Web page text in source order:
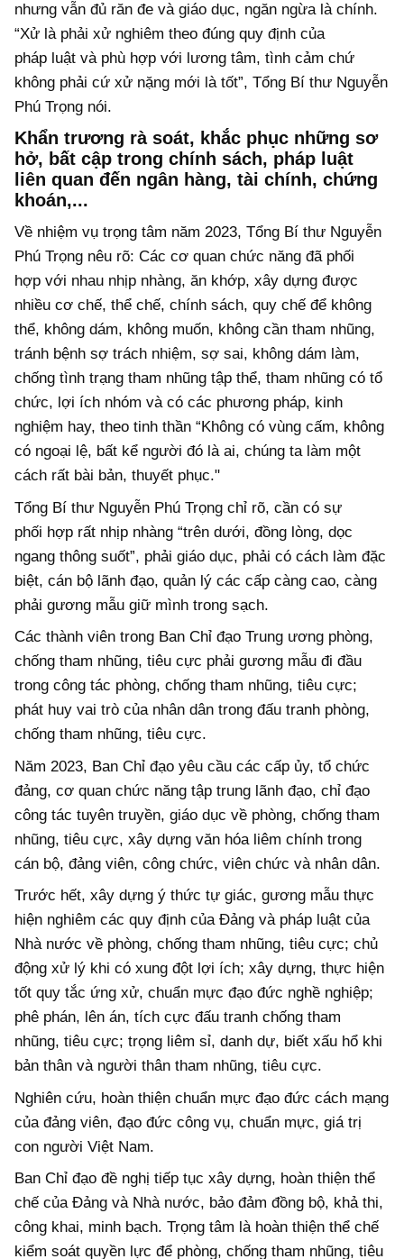
nhưng vẫn đủ răn đe và giáo dục, ngăn ngừa là chính.
“Xử là phải xử nghiêm theo đúng quy định của
pháp luật và phù hợp với lương tâm, tình cảm chứ
không phải cứ xử nặng mới là tốt”, Tổng Bí thư Nguyễn
Phú Trọng nói.
Khẩn trương rà soát, khắc phục những sơ
hở, bất cập trong chính sách, pháp luật
liên quan đến ngân hàng, tài chính, chứng
khoán,...
Về nhiệm vụ trọng tâm năm 2023, Tổng Bí thư Nguyễn
Phú Trọng nêu rõ: Các cơ quan chức năng đã phối
hợp với nhau nhịp nhàng, ăn khớp, xây dựng được
nhiều cơ chế, thể chế, chính sách, quy chế để không
thể, không dám, không muốn, không cần tham nhũng,
tránh bệnh sợ trách nhiệm, sợ sai, không dám làm,
chống tình trạng tham nhũng tập thể, tham nhũng có tổ
chức, lợi ích nhóm và có các phương pháp, kinh
nghiệm hay, theo tinh thần “Không có vùng cấm, không
có ngoại lệ, bất kể người đó là ai, chúng ta làm một
cách rất bài bản, thuyết phục."
Tổng Bí thư Nguyễn Phú Trọng chỉ rõ, cần có sự
phối hợp rất nhịp nhàng “trên dưới, đồng lòng, dọc
ngang thông suốt”, phải giáo dục, phải có cách làm đặc
biệt, cán bộ lãnh đạo, quản lý các cấp càng cao, càng
phải gương mẫu giữ mình trong sạch.
Các thành viên trong Ban Chỉ đạo Trung ương phòng,
chống tham nhũng, tiêu cực phải gương mẫu đi đầu
trong công tác phòng, chống tham nhũng, tiêu cực;
phát huy vai trò của nhân dân trong đấu tranh phòng,
chống tham nhũng, tiêu cực.
Năm 2023, Ban Chỉ đạo yêu cầu các cấp ủy, tổ chức
đảng, cơ quan chức năng tập trung lãnh đạo, chỉ đạo
công tác tuyên truyền, giáo dục về phòng, chống tham
nhũng, tiêu cực, xây dựng văn hóa liêm chính trong
cán bộ, đảng viên, công chức, viên chức và nhân dân.
Trước hết, xây dựng ý thức tự giác, gương mẫu thực
hiện nghiêm các quy định của Đảng và pháp luật của
Nhà nước về phòng, chống tham nhũng, tiêu cực; chủ
động xử lý khi có xung đột lợi ích; xây dựng, thực hiện
tốt quy tắc ứng xử, chuẩn mực đạo đức nghề nghiệp;
phê phán, lên án, tích cực đấu tranh chống tham
nhũng, tiêu cực; trọng liêm sỉ, danh dự, biết xấu hổ khi
bản thân và người thân tham nhũng, tiêu cực.
Nghiên cứu, hoàn thiện chuẩn mực đạo đức cách mạng
của đảng viên, đạo đức công vụ, chuẩn mực, giá trị
con người Việt Nam.
Ban Chỉ đạo đề nghị tiếp tục xây dựng, hoàn thiện thể
chế của Đảng và Nhà nước, bảo đảm đồng bộ, khả thi,
công khai, minh bạch. Trọng tâm là hoàn thiện thể chế
kiểm soát quyền lực để phòng, chống tham nhũng, tiêu